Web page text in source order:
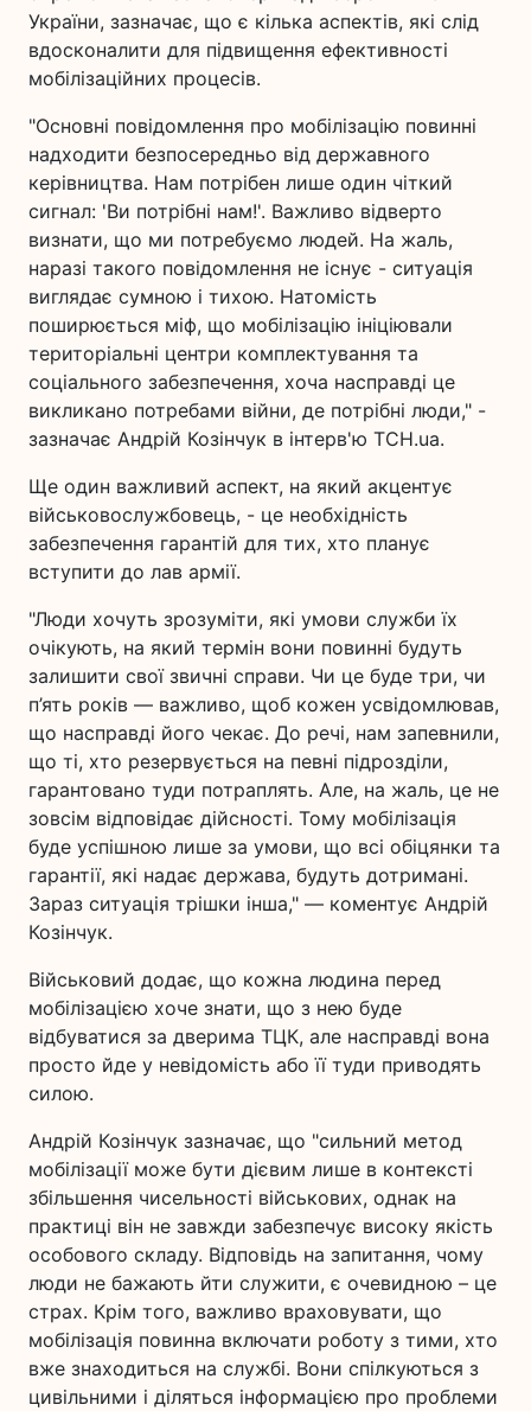
України, зазначає, що є кілька аспектів, які слід
вдосконалити для підвищення ефективності
мобілізаційних процесів.
"Основні повідомлення про мобілізацію повинні
надходити безпосередньо від державного
керівництва. Нам потрібен лише один чіткий
сигнал: 'Ви потрібні нам!'. Важливо відверто
визнати, що ми потребуємо людей. На жаль,
наразі такого повідомлення не існує - ситуація
виглядає сумною і тихою. Натомість
поширюється міф, що мобілізацію ініціювали
територіальні центри комплектування та
соціального забезпечення, хоча насправді це
викликано потребами війни, де потрібні люди," -
зазначає Андрій Козінчук в інтерв'ю ТСН.ua.
Ще один важливий аспект, на який акцентує
військовослужбовець, - це необхідність
забезпечення гарантій для тих, хто планує
вступити до лав армії.
"Люди хочуть зрозуміти, які умови служби їх
очікують, на який термін вони повинні будуть
залишити свої звичні справи. Чи це буде три, чи
п’ять років — важливо, щоб кожен усвідомлював,
що насправді його чекає. До речі, нам запевнили,
що ті, хто резервується на певні підрозділи,
гарантовано туди потраплять. Але, на жаль, це не
зовсім відповідає дійсності. Тому мобілізація
буде успішною лише за умови, що всі обіцянки та
гарантії, які надає держава, будуть дотримані.
Зараз ситуація трішки інша," — коментує Андрій
Козінчук.
Військовий додає, що кожна людина перед
мобілізацією хоче знати, що з нею буде
відбуватися за дверима ТЦК, але насправді вона
просто йде у невідомість або її туди приводять
силою.
Андрій Козінчук зазначає, що "сильний метод
мобілізації може бути дієвим лише в контексті
збільшення чисельності військових, однак на
практиці він не завжди забезпечує високу якість
особового складу. Відповідь на запитання, чому
люди не бажають йти служити, є очевидною – це
страх. Крім того, важливо враховувати, що
мобілізація повинна включати роботу з тими, хто
вже знаходиться на службі. Вони спілкуються з
цивільними і діляться інформацією про проблеми